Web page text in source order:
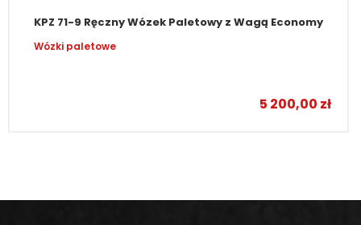
KPZ 71-9 Ręczny Wózek Paletowy z Wagą Economy
Wózki paletowe
5 200,00 zł